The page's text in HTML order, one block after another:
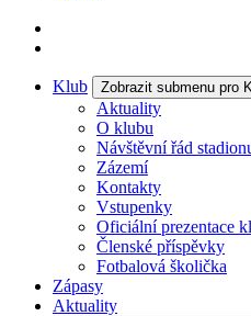
Klub Zobrazit submenu pro
Aktuality
O klubu
Návštěvní řád
Zázemí
Kontakty
Vstupenky
Oficiální prezentace
Členské příspěvky
Fotbalová školička
Zápasy
Aktuality